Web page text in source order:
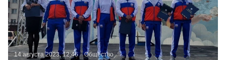
14 августа 2023, 12:46
Общество